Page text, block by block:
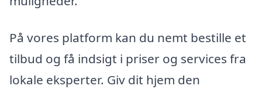
På vores platform kan du nemt bestille et
tilbud og få indsigt i priser og services fra
lokale eksperter. Giv dit hjem den